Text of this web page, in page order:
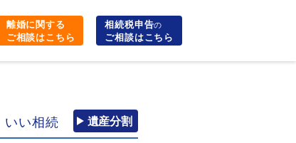
離婚に関する
ご相談はこちら
相続税申告の
ご相談はこちら
いい相続 遺産分割